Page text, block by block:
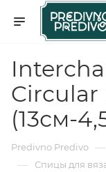
Circular
(13см-
Predivno Predivo —
— Спицы для